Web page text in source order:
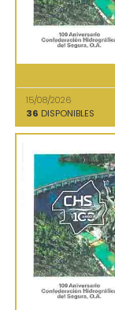
15/08/2026
36 DISPONIBLES